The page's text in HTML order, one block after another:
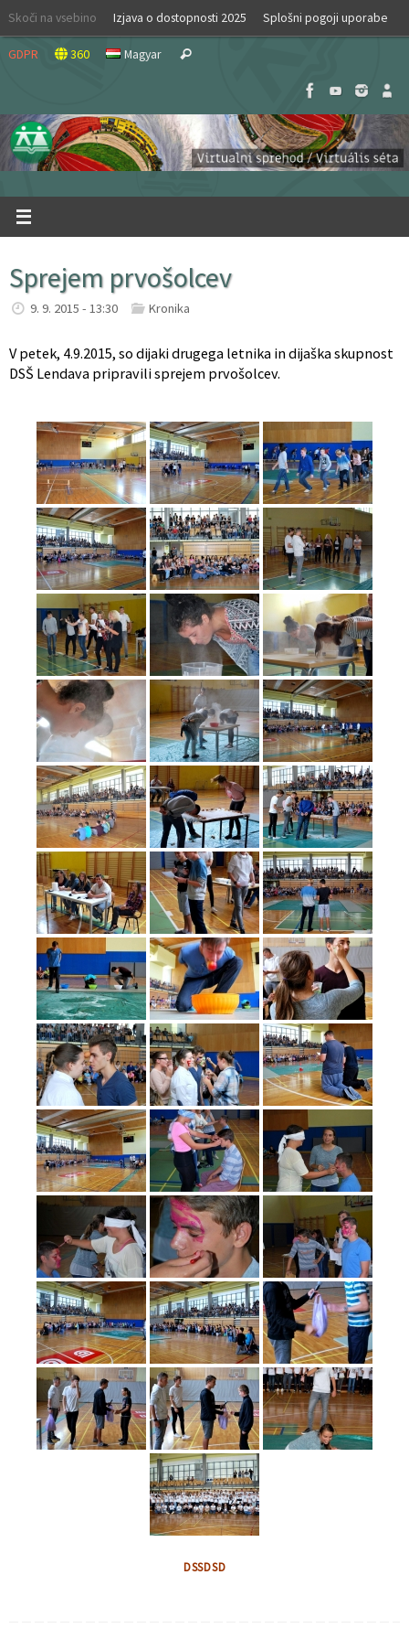
Skip
content
Skoči na vsebino Izjava o dostopnosti 2025 Splošni pogoji uporabe
GDPR 360 Magyar Search
Sprejem prvošolcev
9. 9. 2015 - 13:30 Kronika
V petek, 4.9.2015, so dijaki drugega letnika in dijaška skupnost
DSŠ Lendava pripravili sprejem prvošolcev.
DSSDSD